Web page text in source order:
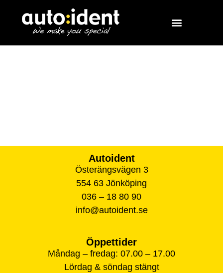
Autoident
Österängsvägen 3
554 63 Jönköping
036 – 18 80 90
info@autoident.se
Öppettider
Måndag – fredag: 07.00 – 17.00
Lördag & söndag stängt